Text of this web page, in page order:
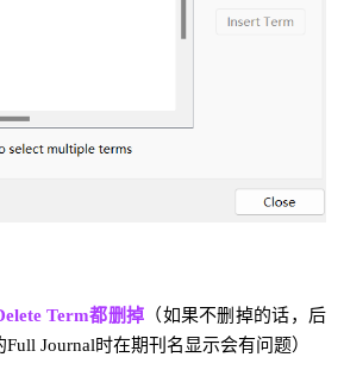
Term都删掉 （如果不删掉的话，后
Journal时在期刊名显示会有问题）